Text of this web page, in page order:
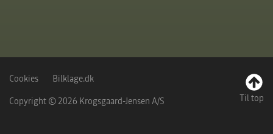
Cookies
Bilklage.dk
Copyright © 2026 Krogsgaard-Jensen A/S
Til top